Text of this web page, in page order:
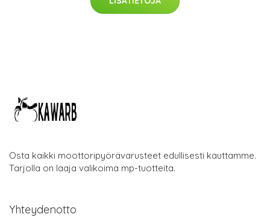
Osta kaikki moottoripyörävarusteet edullisesti kauttamme.
Tarjolla on laaja valikoima mp-tuotteita.
Yhteydenotto